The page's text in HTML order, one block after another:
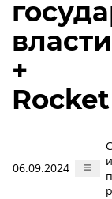
власти
+
06.09.2024